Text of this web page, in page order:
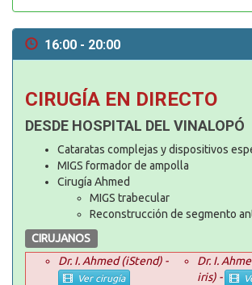
16:00 - 20:00
CIRUGÍA EN DIRECTO
DESDE HOSPITAL DEL VINALOPÓ
Cataratas complejas y dispositivos
MIGS formador de ampolla
Cirugía Ahmed
MIGS trabecular
Reconstrucción de segmento
CIRUJANOS
Dr. I. Ahmed (iStend) -
Ver cirugía
Dr. I.
iris) -